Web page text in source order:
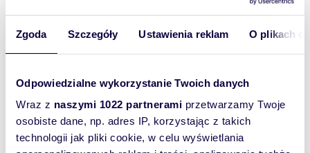
Zgoda Szczegóły Ustawienia reklam O plikach
Odpowiedzialne wykorzystanie Twoich danych
Wraz z naszymi 1022 partnerami przetwarzamy Twoje
osobiste dane, np. adres IP, korzystając z takich
technologii jak pliki cookie, w celu wyświetlania
Powierzchni
a całkowita:
46,70 m
Warszawamiejscowość:
Racławicka
Podobne oferty w tej lokalizacji